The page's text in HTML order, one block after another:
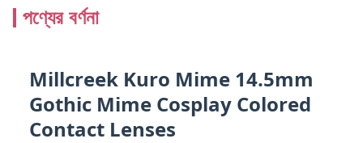
পণ্যের বর্ণনা
Millcreek Kuro Mime 14.5mm
Gothic Mime Cosplay Colored
Contact Lenses